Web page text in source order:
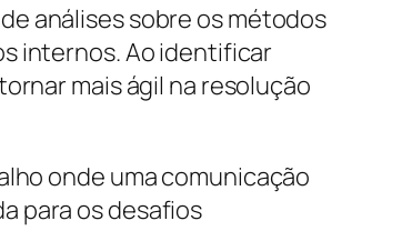
análises sobre os métodos
internos. Ao identificar
mais ágil na resolução
onde uma comunicação
para os desafios